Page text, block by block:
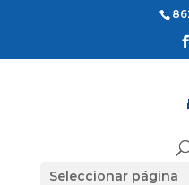
Seleccionar página